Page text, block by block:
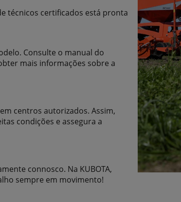
técnicos certificados está pronta
Consulte o manual do
mais informações sobre a
centros autorizados. Assim,
condições e assegura a
connosco. Na KUBOTA,
sempre em movimento!